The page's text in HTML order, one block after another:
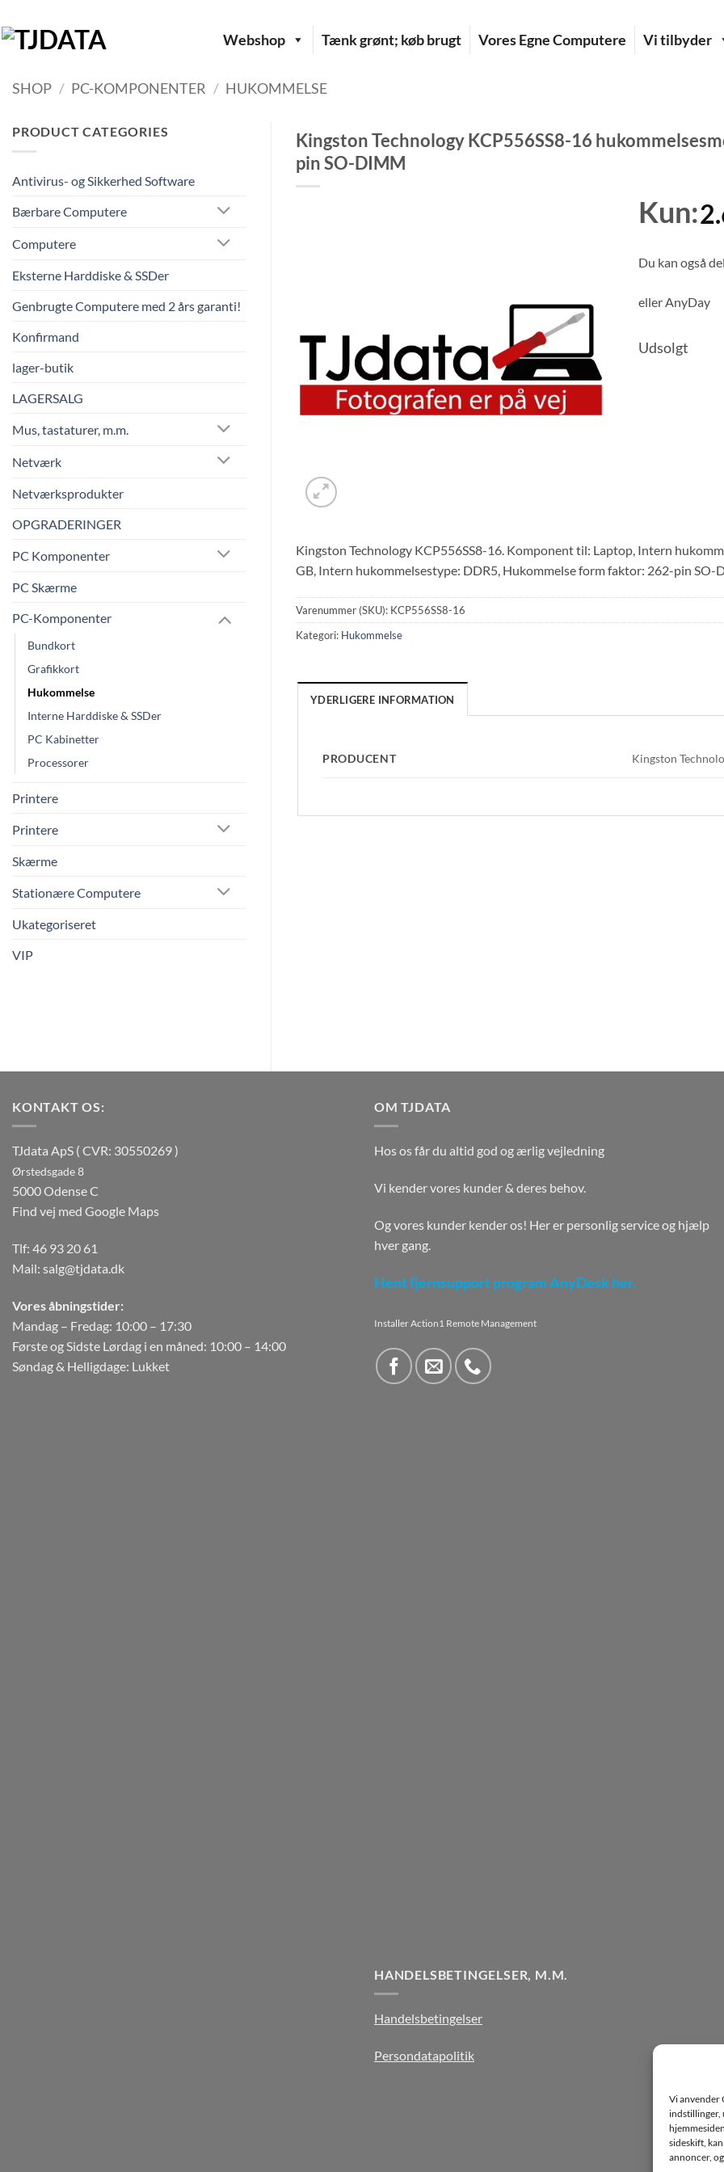
Vi anvender
indstillinger,
sideskift,
annoncer,
til
indhold
Webshop Tænk grønt; køb brugt Vores Egne Computere Vi tilbyder
SHOP / PC-KOMPONENTER / HUKOMMELSE
PRODUCT CATEGORIES
Antivirus- og Sikkerhed Software
Bærbare Computere
Computere
Eksterne Harddiske & SSDer
Genbrugte Computere med 2 års garanti!
Konfirmand
lager-butik
LAGERSALG
Mus, tastaturer, m.m.
Netværk
Netværksprodukter
OPGRADERINGER
PC Komponenter
PC Skærme
PC-Komponenter
Bundkort
Grafikkort
Hukommelse
Interne Harddiske & SSDer
PC Kabinetter
Processorer
Printere
Printere
Skærme
Stationære Computere
Ukategoriseret
VIP
Kingston Technology KCP556SS8-16
pin SO-DIMM
Kun:
Du kan også
ellerAnyDay
Udsolgt
Kingston Technology KCP556SS8-16. Komponent til: Laptop, Intern
GB, Intern hukommelsestype: DDR5, Hukommelse form faktor: 262-pin
Varenummer (SKU): KCP556SS8-16
Kategori: Hukommelse
YDERLIGERE INFORMATION
PRODUCENT Kingston
KONTAKT OS:
TJdata ApS ( CVR: 30550269 )
Ørstedsgade 8
5000 Odense C
Find vej med Google Maps
Tlf: 46 93 20 61
Mail: salg@tjdata.dk
Vores åbningstider:
Mandag – Fredag: 10:00 – 17:30
Første og Sidste Lørdag i en måned: 10:00 – 14:00
Søndag & Helligdage: Lukket
OM TJDATA
Hos os får du altid god og ærlig vejledning
Vi kender vores kunder & deres behov.
Og vores kunder kender os! Her er personlig service og hjælp
hver gang.
Hent fjernsupport program AnyDesk her.
Installer Action1 Remote Management
HANDELSBETINGELSER, M.M.
Handelsbetingelser
Persondatapolitik